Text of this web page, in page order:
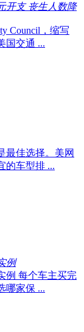
开支 丧生人数降
Council，缩写
国交通 ...
最佳选择。美网
的车型排 ...
例
例 每个车主买完
哪家保 ...